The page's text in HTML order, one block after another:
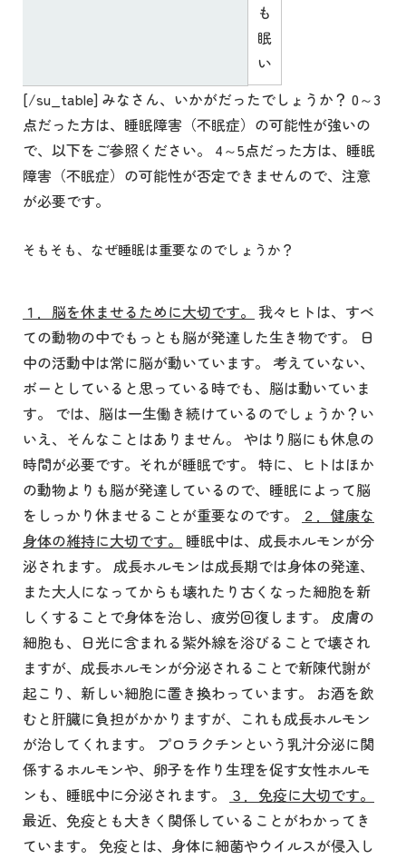
も
眠
い
[/su_table] みなさん、いかがだったでしょうか？ 0～3
点だった方は、睡眠障害（不眠症）の可能性が強いの
で、以下をご参照ください。 4～5点だった方は、睡眠
障害（不眠症）の可能性が否定できませんので、注意
が必要です。
そもそも、なぜ睡眠は重要なのでしょうか？
１．脳を休ませるために大切です。 我々ヒトは、すべ
ての動物の中でもっとも脳が発達した生き物です。 日
中の活動中は常に脳が動いています。 考えていない、
ボーとしていると思っている時でも、脳は動いていま
す。 では、脳は一生働き続けているのでしょうか？い
いえ、そんなことはありません。 やはり脳にも休息の
時間が必要です。それが睡眠です。 特に、ヒトはほか
の動物よりも脳が発達しているので、睡眠によって脳
をしっかり休ませることが重要なのです。
２．健康な
身体の維持に大切です。
睡眠中は、成長ホルモンが分
泌されます。 成長ホルモンは成長期では身体の発達、
また大人になってからも壊れたり古くなった細胞を新
しくすることで身体を治し、疲労回復します。 皮膚の
細胞も、日光に含まれる紫外線を浴びることで壊され
ますが、成長ホルモンが分泌されることで新陳代謝が
起こり、新しい細胞に置き換わっています。 お酒を飲
むと肝臓に負担がかかりますが、これも成長ホルモン
が治してくれます。 プロラクチンという乳汁分泌に関
係するホルモンや、卵子を作り生理を促す女性ホルモ
ンも、睡眠中に分泌されます。
３．免疫に大切です。
最近、免疫とも大きく関係していることがわかってき
ています。 免疫とは、身体に細菌やウイルスが侵入し